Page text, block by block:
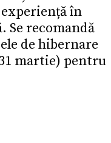
în
Se recomandă
de hibernare
martie) pentru